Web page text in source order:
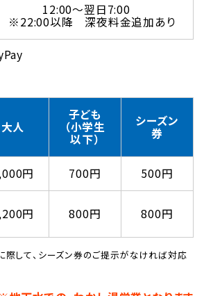
12:00～翌日7:00
※22:00以降 深夜料金追加あり
大人
子ども
（小学生
以下）
シーズン
券
円 700円 500円
円 800円 800円
して、シーズン券のご提示がなければ対応